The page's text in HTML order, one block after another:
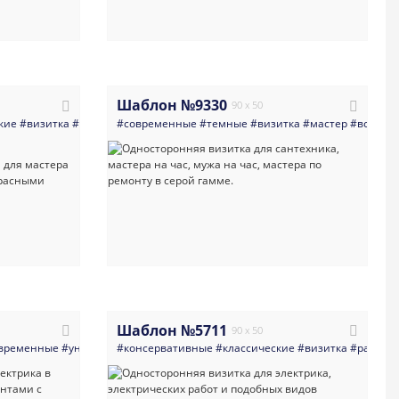
#строительная_компания #сантехника#электрика
#визитка #работа_по_дому_мастера_разнорабочие#мастер
Шаблон №9330 90 x 50
#современные #темные #визитка #мастер
#электрика#мастер_на_все_руки
#универсальные#визитка #мастер #электрика
Шаблон №5711 90 x 50
#консервативные #классические #визитка